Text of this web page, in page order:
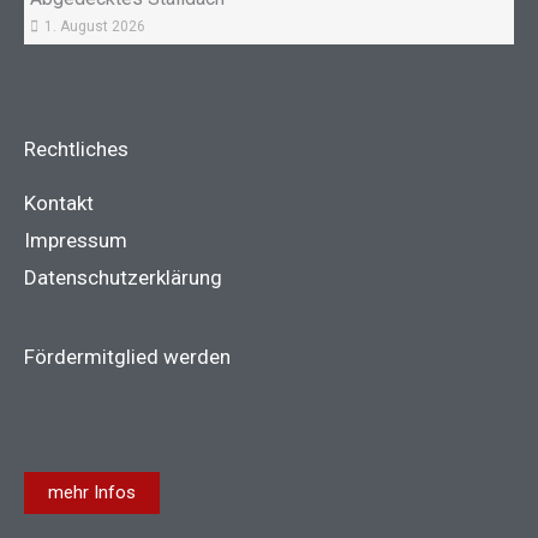
1. August 2026
Rechtliches
Kontakt
Impressum
Datenschutzerklärung
Fördermitglied werden
mehr Infos